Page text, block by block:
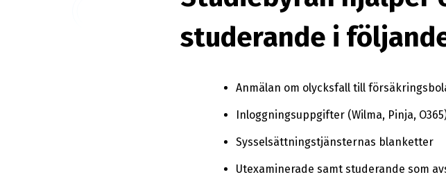
studerande i
Anmälan om olycksfall till
Inloggningsuppgifter (Wilma, Pinja,
Sysselsättningstjänsternas blanketter
Utexaminerade samt studerande som